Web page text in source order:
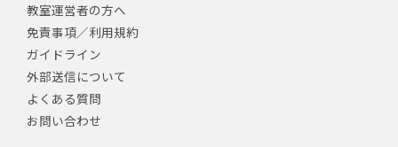
教室運営者の方へ
免責事項／利用規約
ガイドライン
外部送信について
よくある質問
お問い合わせ